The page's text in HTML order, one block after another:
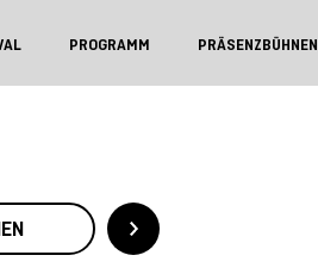
PROGRAMM PRÄSENZBÜHNEN